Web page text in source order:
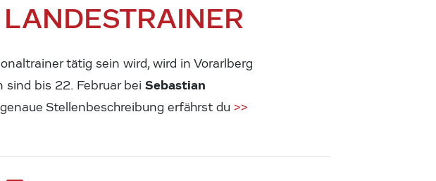
tätig sein wird, wird in Vorarlberg
sind bis 22. Februar beiSebastian
Stellenbeschreibung erfährst du >>